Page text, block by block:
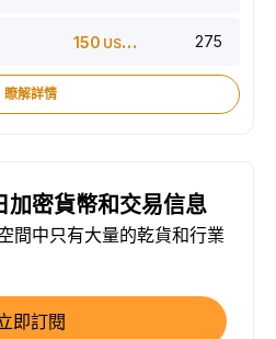
150 USDT 275
瞭解詳情
加密貨幣和交易信息
間中只有大量的乾貨和行業
即訂閱